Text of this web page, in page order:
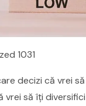
1031
decizi că vrei
vrei să îți